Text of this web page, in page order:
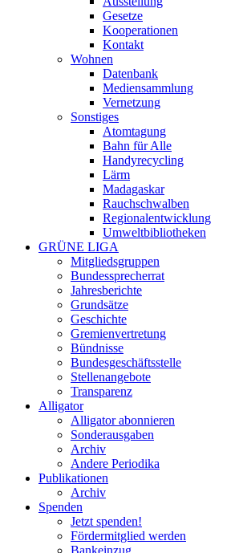
Gesetze
Kooperationen
Kontakt
Wohnen
Datenbank
Mediensammlung
Vernetzung
Sonstiges
Atomtagung
Bahn für Alle
Handyrecycling
Lärm
Madagaskar
Rauchschwalben
Regionalentwicklung
Umweltbibliotheken
GRÜNE LIGA
Mitgliedsgruppen
Bundessprecherrat
Jahresberichte
Grundsätze
Geschichte
Gremienvertretung
Bündnisse
Bundesgeschäftsstelle
Stellenangebote
Transparenz
Alligator
Alligator abonnieren
Sonderausgaben
Archiv
Andere Periodika
Publikationen
Archiv
Spenden
Jetzt spenden!
Fördermitglied werden
Bankeinzug